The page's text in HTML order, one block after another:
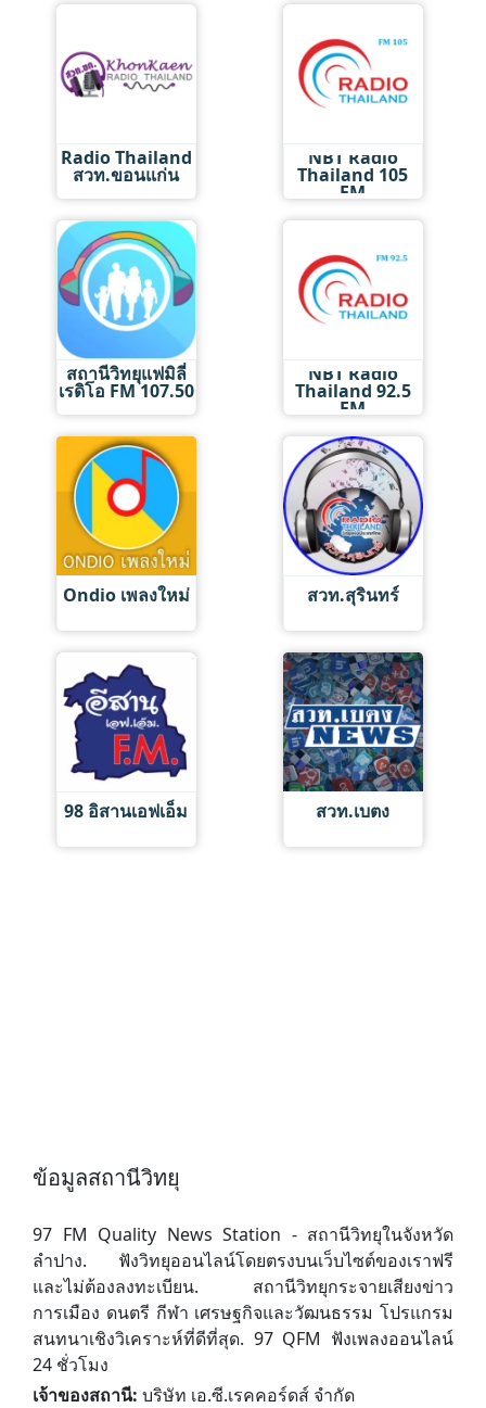
Radio Thailand
สวท.ขอนแก่น
NBT Radio
Thailand 105
FM
สถานีวิทยุแฟมิลี่
เรดิโอ FM 107.50
NBT Radio
Thailand 92.5
FM
Ondio เพลงใหม่ สวท.สุรินทร์
98 อิสานเอฟเอ็ม สวท.เบตง
ข้อมูลสถานีวิทยุ
97 FM Quality News Station - สถานีวิทยุในจังหวัด
ลำปาง. ฟังวิทยุออนไลน์โดยตรงบนเว็บไซต์ของเราฟรี
และไม่ต้องลงทะเบียน. สถานีวิทยุกระจายเสียงข่าว
การเมือง ดนตรี กีฬา เศรษฐกิจและวัฒนธรรม โปรแกรม
สนทนาเชิงวิเคราะห์ที่ดีที่สุด. 97 QFM ฟังเพลงออนไลน์
24 ชั่วโมง
เจ้าของสถานี: บริษัท เอ.ซี.เรคคอร์ดส์ จำกัด